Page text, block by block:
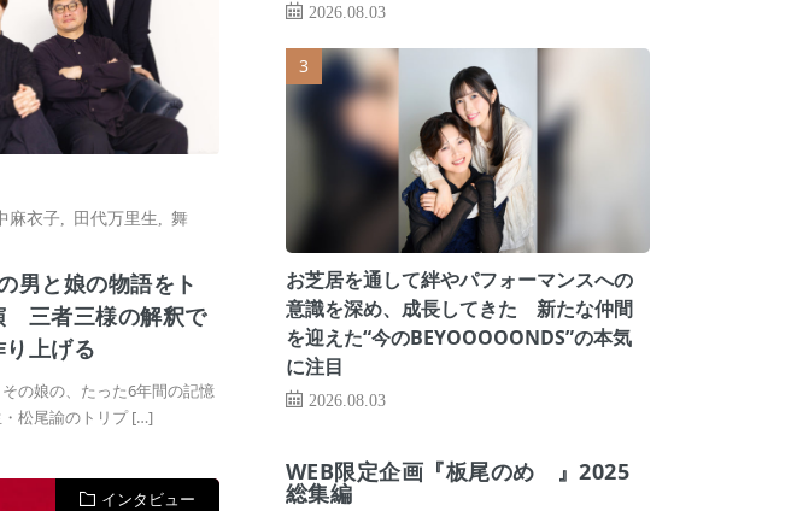
麻衣子 田代万里生 ,舞
男と娘の物語をト
三者三様の解釈で
上げる
の娘の、たった6年間の記憶
松尾諭のトリプ […]
インタビュー
2026.08.03
お芝居を通して絆やパフォーマンスへの
意識を深め、成長してきた 新たな仲間
を迎えた“今のBEYOOOOONDS”の本気
に注目
2026.08.03
WEB限定企画『板尾のめ゙』2025
総集編